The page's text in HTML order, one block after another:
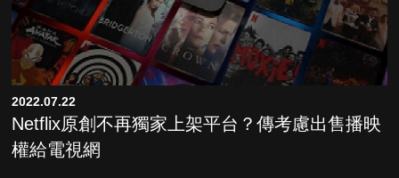
2022.07.22
Netflix原創不再獨家上架平台？傳考慮出售播映
權給電視網